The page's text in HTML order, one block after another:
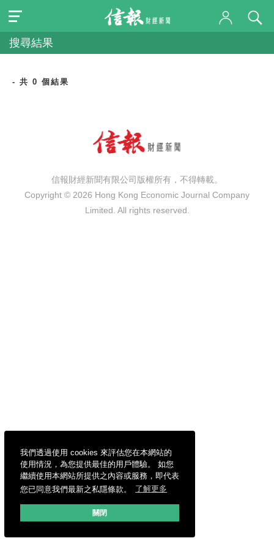
我們透過使用 cookies 來評估您在本網站的
使用情況，為您提供最佳的用戶體驗。 如您
繼續使用本網站所提供之內容或服務，即代表
您已同意我們最新之私隱條款。
了解更多
關閉
搜尋結果
- 共 0 個結果
信報財經新聞有限公司版權所有，不得轉載。
Copyright © 2026 Hong Kong Economic Journal Company
Limited. All rights reserved.